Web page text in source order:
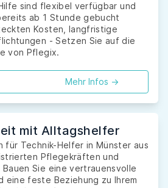
sind flexibel verfügbar und
ab 1 Stunde gebucht
Kosten, langfristige
- Setzen Sie auf die
von Pflegix.
Mehr Infos ->
mit Alltagshelfer
für Technik-Helfer in Münster aus
Pflegekräften und
Sie eine vertrauensvolle
eine feste Beziehung zu Ihrem